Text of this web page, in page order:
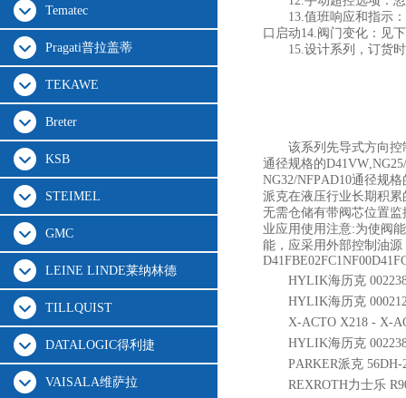
Tematec
Pragati普拉盖蒂
TEKAWE
Breter
KSB
STEIMEL
GMC
LEINE LINDE莱纳林德
TILLQUIST
DATALOGIC得利捷
VAISALA维萨拉
13.值班响应和指示
口启动14.阀门变化：见
15.设计系列，订货
该系列先导式方向控
通径规格的
NG32/NFPAD10通径规
派克在液压行业长期积
无需仓储有带阀芯位置
业应用使用注意:为使阀
能，应采用外部控制油
HYLIK海历克
HYLIK海历克
X-ACTO X218 - X-
HYLIK海历克
PARKER派克
REXROTH力士乐